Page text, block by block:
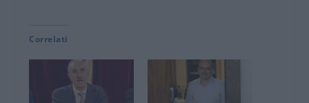
Correlati